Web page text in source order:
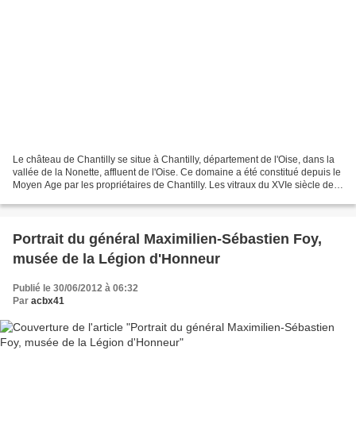
Le château de Chantilly se situe à Chantilly, département de l'Oise, dans la
vallée de la Nonette, affluent de l'Oise. Ce domaine a été constitué depuis le
Moyen Age par les propriétaires de Chantilly. Les vitraux du XVIe siècle de
Portrait du général Maximilien-Sébastien Foy,
musée de la Légion d'Honneur
Publié le 30/06/2012 à 06:32
Par acbx41